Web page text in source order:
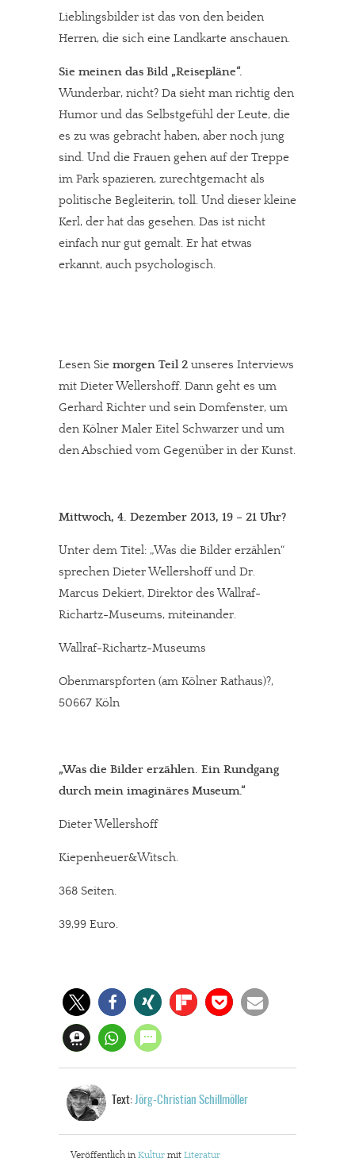
In eigener Sache
Dir gefällt unsere Arbeit?
kannst Du uns mit einer kleinen Spende unterstützen.
Paypal - danke@meinesuedstadt.de
Schon erledigt!
Lieblingsbilder ist das von den beiden
Herren, die sich eine Landkarte anschauen.
Sie meinen das Bild „Reisepläne“.
Wunderbar, nicht? Da sieht man richtig den
Humor und das Selbstgefühl der Leute, die
es zu was gebracht haben, aber noch jung
sind. Und die Frauen gehen auf der Treppe
im Park spazieren, zurechtgemacht als
politische Begleiterin, toll. Und dieser kleine
Kerl, der hat das gesehen. Das ist nicht
einfach nur gut gemalt. Er hat etwas
erkannt, auch psychologisch.
Lesen Sie morgen Teil 2 unseres Interviews
mit Dieter Wellershoff. Dann geht es um
Gerhard Richter und sein Domfenster, um
den Kölner Maler Eitel Schwarzer und um
den Abschied vom Gegenüber in der Kunst.
Mittwoch, 4. Dezember 2013, 19 – 21 Uhr?
Unter dem Titel: „Was die Bilder erzählen“
sprechen Dieter Wellershoff und Dr.
Marcus Dekiert, Direktor des Wallraf-
Richartz-Museums, miteinander.
Wallraf-Richartz-Museums
Obenmarspforten (am Kölner Rathaus)?,
50667 Köln
„Was die Bilder erzählen. Ein Rundgang
durch mein imaginäres Museum.“
Dieter Wellershoff
Kiepenheuer&Witsch.
368 Seiten.
39,99 Euro.
Text: Jörg-Christian Schillmöller
Veröffentlich in Kultur mit Literatur